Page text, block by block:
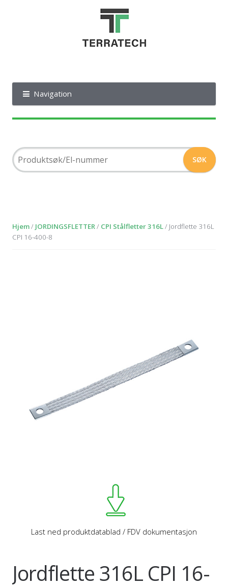
Navigation
Hjem/ JORDINGSFLETTER/ CPI Stålfletter 316L/ Jordflette 316L
CPI 16-400-8
Last ned produktdatablad / FDV dokumentasjon
Jordflette 316L CPI 16-